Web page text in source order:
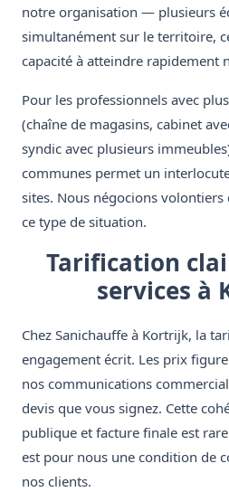
notre organisation — plusieurs
simultanément sur le territoire,
capacité à atteindre rapidement
Pour les professionnels avec
(chaîne de magasins, cabinet
syndic avec plusieurs
communes permet un
sites. Nous négocions volontiers
ce type de situation.
Tarification
services à
Chez Sanichauffe à Kortrijk, la
engagement écrit. Les prix
nos communications
devis que vous signez. Cette
publique et facture finale est
est pour nous une condition de
nos clients.